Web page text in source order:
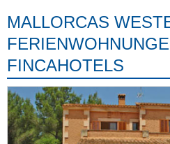
MALLORCAS
FINCAHOTELS